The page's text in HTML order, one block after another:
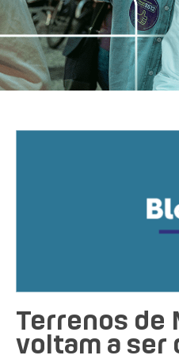
Terrenos de
voltam a ser